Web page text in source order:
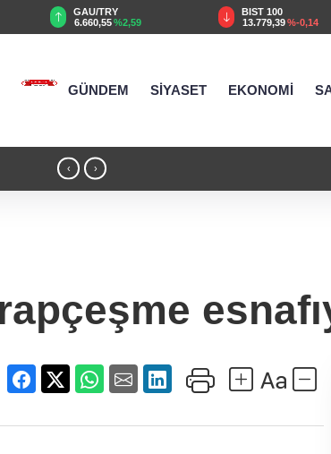
BIST 100
13.779,39%-0,14
USD
47,6787%0,18
GÜNDEM SİYASET EKONOMİ
‹ ›